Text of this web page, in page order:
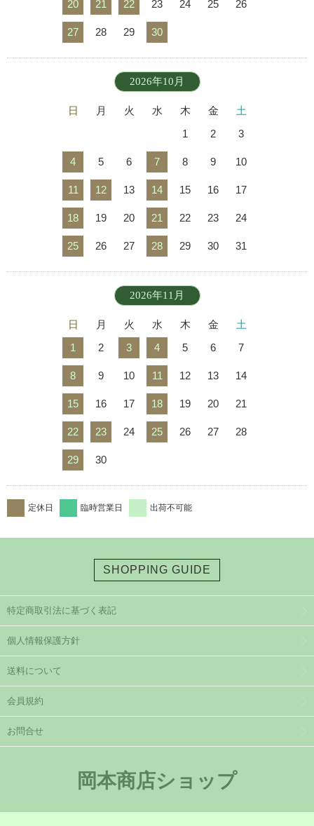
20 21 22 23 24 25 26
27 28 29 30
2026年10月
日 月 火 水 木 金
土
1
2 3
4 5 6 7 8 9 10
11 12 13 14 15 16 17
18 19 20 21 22 23 24
25 26 27 28 29 30 31
2026年11月
日 月 火 水 木 金
土
1
2 3 4 5 6 7
8 9 10 11 12 13 14
15 16 17 18 19 20 21
22 23 24 25 26 27 28
29 30
定休日 臨時営業日 出荷不可能
SHOPPING GUIDE
特定商取引法に基づく表記
個人情報保護方針
送料について
会員規約
お問合せ
岡本商店ショップ